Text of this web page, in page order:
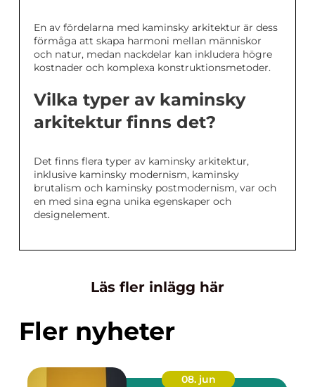
En av fördelarna med kaminsky arkitektur är dess
förmåga att skapa harmoni mellan människor
och natur, medan nackdelar kan inkludera högre
kostnader och komplexa konstruktionsmetoder.
Vilka typer av kaminsky
arkitektur finns det?
Det finns flera typer av kaminsky arkitektur,
inklusive kaminsky modernism, kaminsky
brutalism och kaminsky postmodernism, var och
en med sina egna unika egenskaper och
designelement.
Läs fler inlägg här
Fler nyheter
08. jun